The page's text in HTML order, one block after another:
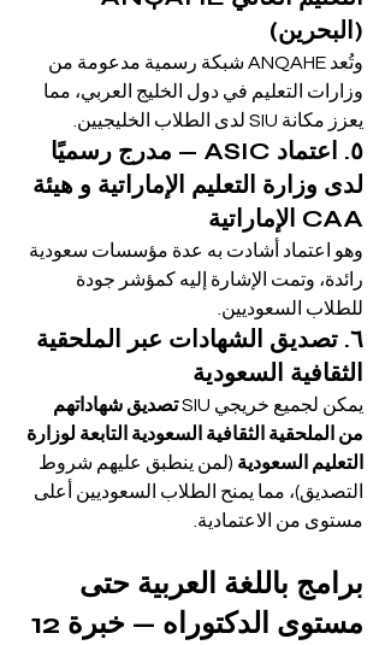
(البحرين)
وتُعد ANQAHE شبكة رسمية مدعومة من
وزارات التعليم في دول الخليج العربي، مما
يعزز مكانة SIU لدى الطلاب الخليجيين.
٥. اعتماد ASIC — مدرج رسميًا
لدى وزارة التعليم الإماراتية و هيئة
CAA الإماراتية
وهو اعتماد أشادت به عدة مؤسسات سعودية
رائدة، وتمت الإشارة إليه كمؤشر جودة
للطلاب السعوديين.
٦. تصديق الشهادات عبر الملحقية
الثقافية السعودية
يمكن لجميع خريجي SIU
تصديق شهاداتهم
من الملحقية الثقافية السعودية التابعة لوزارة
التعليم السعودية (لمن ينطبق عليهم شروط
التصديق)، مما يمنح الطلاب السعوديين أعلى
مستوى من الاعتمادية.
برامج باللغة العربية حتى